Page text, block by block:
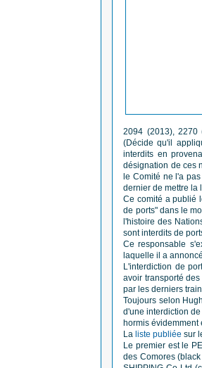
2094 (2013), 2270
(Décide qu'il
interdits en
désignation de ces
le Comité ne l'a
dernier de mettre la
Ce comité a publié
de ports" dans le
l'histoire des
sont interdits de
Ce responsable
laquelle il a
L'interdiction de
avoir transporté
par les derniers
Toujours selon
d'une interdiction
hormis évidemment
Laliste publiée sur
Le premier est le
des Comores